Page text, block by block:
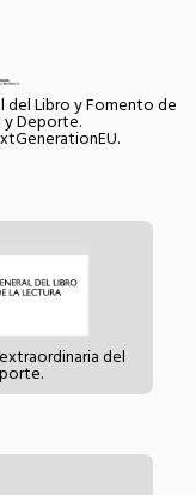
del Libro y Fomento de
y Deporte.
del